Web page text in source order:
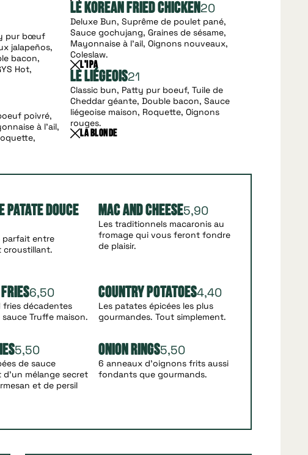
pur bœuf
jalapeños,
bacon,
Hot,
poivré,
à l'ail,
Le Korean Fried Chicken20
Deluxe Bun, Suprême de poulet pané,
Sauce gochujang, Graines de sésame,
Mayonnaise à l'ail, Oignons nouveaux,
Coleslaw.
L'Ipa
Le Liégeois21
Classic bun, Patty pur boeuf, Tuile de
Cheddar géante, Double bacon, Sauce
liégeoise maison, Roquette, Oignons
rouges.
La Blonde
Patate Douce
parfait entre
croustillant.
Mac and Cheese5,90
Les traditionnels macaronis au
fromage qui vous feront fondre
de plaisir.
6,50
fries décadentes
Truffe maison.
Country Potatoes4,40
Les patates épicées les plus
gourmandes. Tout simplement.
5,50
de sauce
d’un mélange secret
et de persil
Onion Rings5,50
6 anneaux d’oignons frits aussi
fondants que gourmands.